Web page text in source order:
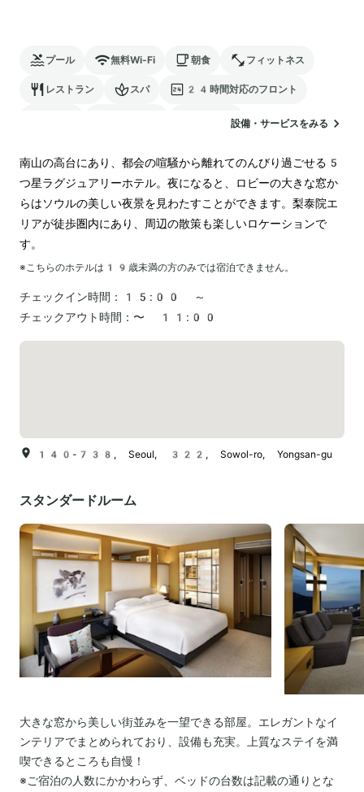
プール 無料Wi-Fi 朝食 フィットネス
レストラン スパ 24時間対応のフロント
空港送迎設備・サービスをみる
南山の高台にあり、都会の喧騒から離れてのんびり過ごせる5
つ星ラグジュアリーホテル。夜になると、ロビーの大きな窓か
らはソウルの美しい夜景を見わたすことができます。梨泰院エ
リアが徒歩圏内にあり、周辺の散策も楽しいロケーションで
す。
※こちらのホテルは 19 歳未満の方のみでは宿泊できません。
チェックイン時間：
15:00 ～
チェックアウト時間： 〜 11:00
140-738, Seoul, 322, Sowol-ro, Yongsan-gu
スタンダードルーム
大きな窓から美しい街並みを一望できる部屋。エレガントなイ
ンテリアでまとめられており、設備も充実。上質なステイを満
喫できるところも自慢！
※ご宿泊の人数にかかわらず、ベッドの台数は記載の通りとな